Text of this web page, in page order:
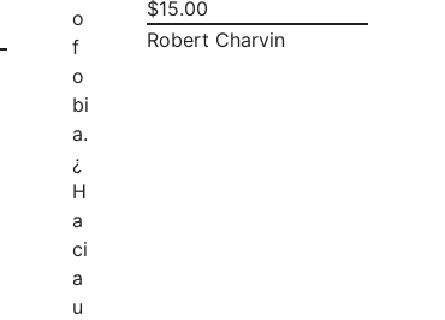
$15.00
Robert Charvin